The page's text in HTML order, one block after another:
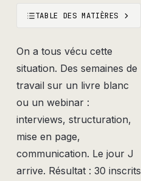
TABLE DES MATIÈRES
On a tous vécu cette
situation. Des semaines de
travail sur un livre blanc
ou un webinar :
interviews, structuration,
mise en page,
communication. Le jour J
arrive. Résultat : 30 inscrits